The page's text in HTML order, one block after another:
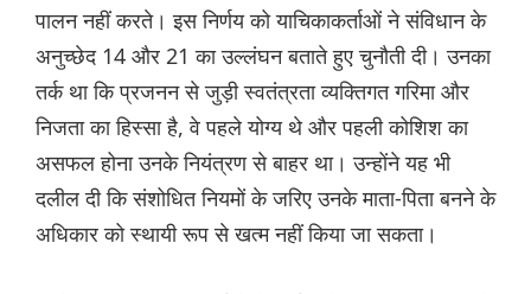
पालन नहीं करते। इस निर्णय को याचिकाकर्ताओं ने संविधान के
अनुच्छेद 14 और 21 का उल्लंघन बताते हुए चुनौती दी। उनका
तर्क था कि प्रजनन से जुड़ी स्वतंत्रता व्यक्तिगत गरिमा और
निजता का हिस्सा है, वे पहले योग्य थे और पहली कोशिश का
असफल होना उनके नियंत्रण से बाहर था। उन्होंने यह भी
दलील दी कि संशोधित नियमों के जरिए उनके माता-पिता बनने के
अधिकार को स्थायी रूप से खत्म नहीं किया जा सकता।